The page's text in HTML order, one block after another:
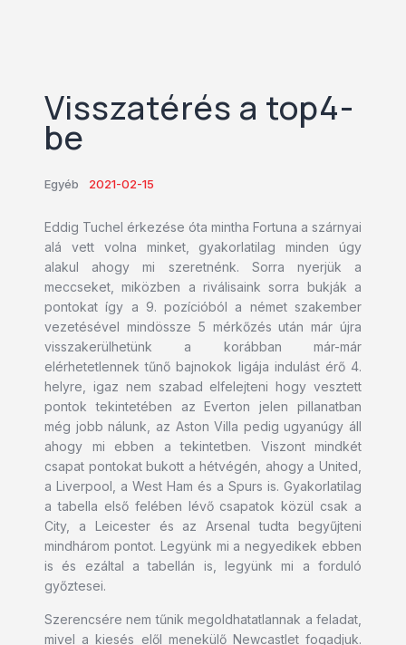
Visszatérés a top4-
be
Egyéb 2021-02-15
Eddig Tuchel érkezése óta mintha Fortuna a szárnyai
alá vett volna minket, gyakorlatilag minden úgy
alakul ahogy mi szeretnénk. Sorra nyerjük a
meccseket, miközben a riválisaink sorra bukják a
pontokat így a 9. pozícióból a német szakember
vezetésével mindössze 5 mérkőzés után már újra
visszakerülhetünk a korábban már-már
elérhetetlennek tűnő bajnokok ligája indulást érő 4.
helyre, igaz nem szabad elfelejteni hogy vesztett
pontok tekintetében az Everton jelen pillanatban
még jobb nálunk, az Aston Villa pedig ugyanúgy áll
ahogy mi ebben a tekintetben. Viszont mindkét
csapat pontokat bukott a hétvégén, ahogy a United,
a Liverpool, a West Ham és a Spurs is. Gyakorlatilag
a tabella első felében lévő csapatok közül csak a
City, a Leicester és az Arsenal tudta begyűjteni
mindhárom pontot. Legyünk mi a negyedikek ebben
is és ezáltal a tabellán is, legyünk mi a forduló
győztesei.
Szerencsére nem tűnik megoldhatatlannak a feladat,
mivel a kiesés elől menekülő Newcastlet fogadjuk.